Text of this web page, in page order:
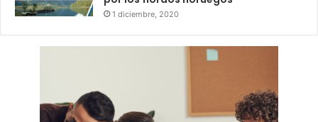
1 diciembre, 2020